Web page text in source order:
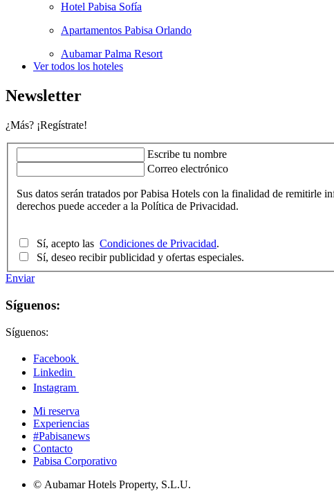
Hotel Pabisa Sofía
Apartamentos Pabisa Orlando
Aubamar Palma Resort
Ver todos los hoteles
Newsletter
¿Más? ¡Regístrate!
Escribe tu nombre
Correo electrónico
Sus datos serán tratados por Pabisa Hotels con la finalidad de remitirle
derechos puede acceder a la Política de Privacidad.
Condiciones de Privacidad.
Sí, deseo recibir publicidad y ofertas especiales.
Enviar
Síguenos:
Síguenos:
Facebook
Linkedin
Instagram
Mi reserva
Experiencias
#Pabisanews
Contacto
Pabisa Corporativo
© Aubamar Hotels Property, S.L.U.